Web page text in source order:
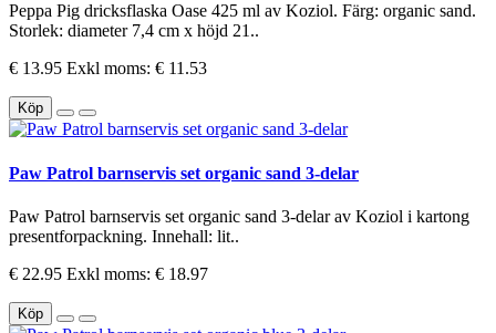
Peppa Pig dricksflaska Oase 425 ml av Koziol. Färg: organic sand.
Storlek: diameter 7,4 cm x höjd 21..
€ 13.95 Exkl moms: € 11.53
Köp
Paw Patrol barnservis set organic sand 3-delar
Paw Patrol barnservis set organic sand 3-delar av Koziol i kartong
presentforpackning. Innehall: lit..
€ 22.95 Exkl moms: € 18.97
Köp